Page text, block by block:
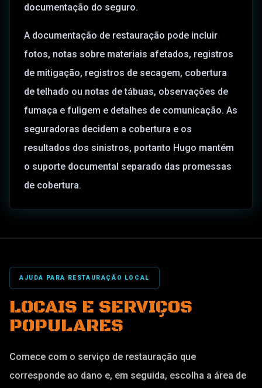
documentação do seguro.
A documentação de restauração pode incluir
fotos, notas sobre materiais afetados, registros
de mitigação, registros de secagem, cobertura
de telhado ou notas de tábuas, observações de
fumaça e fuligem e detalhes de comunicação. As
seguradoras decidem a cobertura e os
resultados dos sinistros, portanto Hugo mantém
o suporte documental separado das promessas
de cobertura.
AJUDA PARA RESTAURAÇÃO LOCAL
LOCAIS E SERVIÇOS
POPULARES
Comece com o serviço de restauração que
corresponde ao dano e, em seguida, escolha a área de